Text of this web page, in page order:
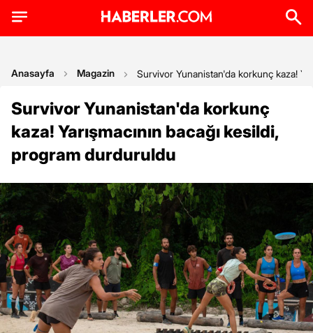
Anasayfa Magazin Survivor Yunanistan'da korkunç kaza!
Survivor Yunanistan'da korkunç
kaza! Yarışmacının bacağı kesildi,
program durduruldu